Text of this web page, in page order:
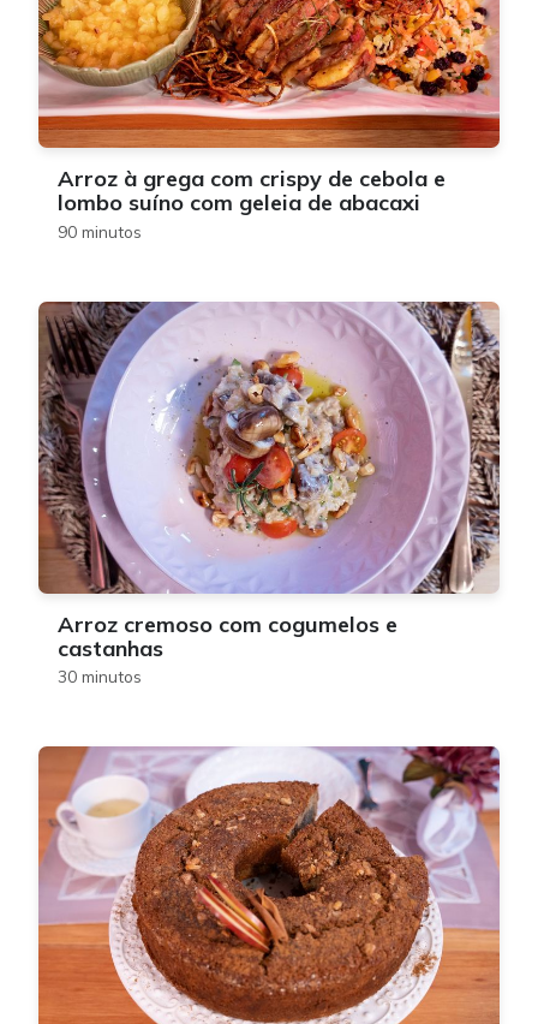
Arroz à grega com crispy de cebola e
lombo suíno com geleia de abacaxi
90 minutos
Arroz cremoso com cogumelos e
castanhas
30 minutos